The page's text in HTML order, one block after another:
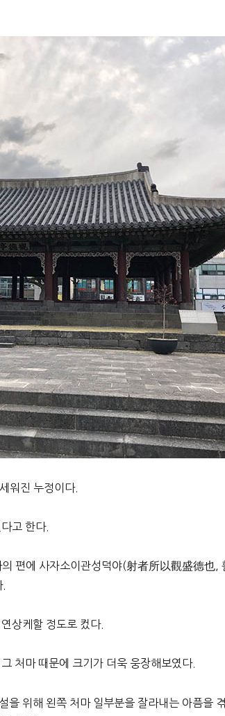
워진 누정이다.
고 한다.
편에 사자소이관성덕야(射者所以觀盛德也,
상케할 정도로 컸다.
처마 때문에 크기가 더욱 웅장해보였다.
위해 왼쪽 처마 일부분을 잘라내는 아픔을